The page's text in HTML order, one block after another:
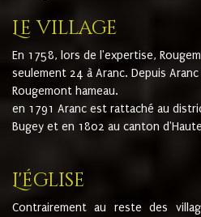
Le village
En 1758, lors de l'expertise,
seulement 24 à Aranc. Depuis
Rougemont hameau.
en 1791 Aranc est rattaché au
Bugey et en 1802 au canton
L'église
Contrairement au reste des